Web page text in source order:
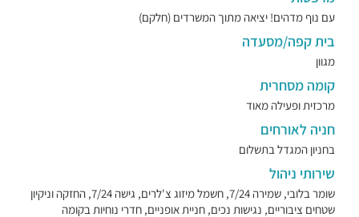
עם נוף מדהים! יציאה מתוך המשרדים (חלקם)
בית קפה/מסעדה
מגוון
קומה מסחרית
מרכזית ופעילה מאוד
חניה לאורחים
בחניון המגדל בתשלום
שירותי ניהול
שומר בלובי, שמירה 7/24, חשמל מיזוג צ'לרים, גישה 7/24, החזקה וניקיון
שטחים ציבוריים, נגישות נכים, חניית אופניים, חדרי נוחיות בקומה